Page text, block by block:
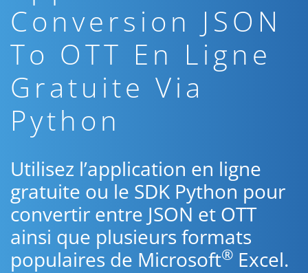
Conversion JSON
To OTT En Ligne
Gratuite Via
Python
Utilisez l’application en ligne
gratuite ou le SDK Python pour
convertir entre JSON et OTT
ainsi que plusieurs formats
populaires de Microsoft® Excel.